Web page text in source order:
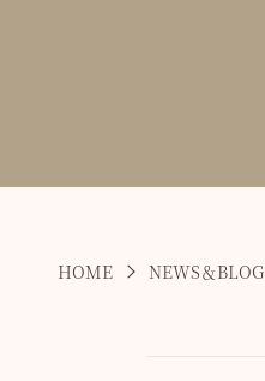
HOME NEWS＆BLOG